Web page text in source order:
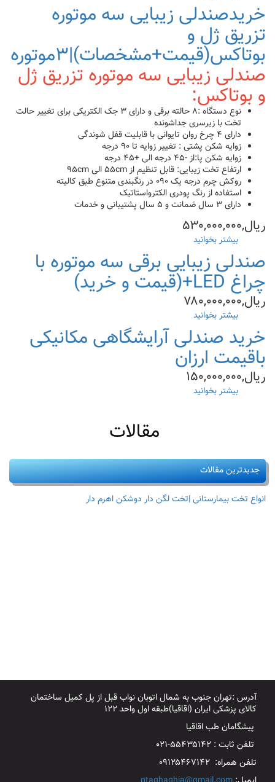
تخت
زیبایی۳موتوره
تزریق
بوتاکس(قیمت+مشخصات)
خریدصندلی زیبایی سه موتوره
تزریق ژل و
بوتاکس(قیمت+مشخصات)|۳موتوره
صندلی زیبایی سه موتوره تزریق ژل
و بوتاکس:
نوع دستگاه :۸ حالته برقی و دارای ۳ جک الکتریکی برای تغییر حالت
تخت با زیرسری جداشونده
دارای ۴ چرخ روان تایوانی با قابلیت قفل شوندگی
زوایه شکن پشتی : تغییر زوایه تا ۹۰ درجه
زوایه شکن پا:از -۴۵ درجه الی +۴۵ درجه
ارتفاع تخت زیبایی: قابل تنظیم از ۵۵cm الی ۹۵cm
روکش چرم درجه یک ۰۹۰ در رنگبندی متنوع طبق کالیته
استفاده از رنگ پودری الکترواستاتیک
دارای ۳ سال ضمانت و ۵ سال پشتیبانی و خدمات
ریال,۵۳۰,۰۰۰,۰۰۰
بیشتر بخوانید
خریدصندلی
زیبایی
سه
موتوره
تزریق
بوتاکس(قیمت+مشخصات)|
۳موتوره
صندلی زیبایی برقی سه موتوره با
چراغ LED+(قیمت و خرید)
ریال,۷۸۰,۰۰۰,۰۰۰
بیشتر بخوانید
صندلی
زیبایی
برقی
سه
موتوره
خرید صندلی آرایشگاهی مکانیکی
باقیمت ارزان
ریال,۱۵۰,۰۰۰,۰۰۰
بیشتر بخوانید
ارزان
مقالات
جدیدترین مقالات
انواع تخت بیمارستانی |تخت لگن دار دوشکن اهرم دار
آدرس :تهران جنوب به شمال اتوبان نواب قبل از پل کمیل ساختمان
کالای پزشکی ایران (اقاقیا)طبقه اول واحد ۱۲۲
پیشگامان طب اقاقیا
تلفن ثابت : ۵۵۴۳۵۱۴۲-۰۲۱
تلفن همراه: ۰۹۱۲۵۴۶۷۱۴۲